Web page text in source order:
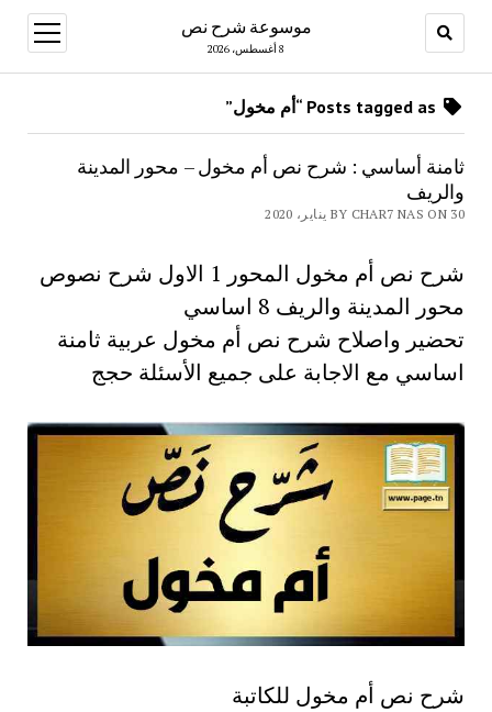
موسوعة شرح نص
8 أغسطس، 2026
open
menu
ثامنة أساسي : شرح نص أم مخول – محور المدينة
والريف
BY CHAR7 NAS ON 30 يناير، 2020
شرح نص أم مخول المحور 1 الاول شرح نصوص
محور المدينة والريف 8 اساسي
تحضير واصلاح شرح نص أم مخول عربية ثامنة
اساسي مع الاجابة على جميع الأسئلة حجج
شرح نص أم مخول للكاتبة